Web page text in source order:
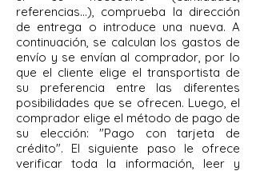
referencias...), comprueba la dirección
de entrega o introduce una nueva. A
continuación, se calculan los gastos de
envío y se envían al comprador, por lo
que el cliente elige el transportista de
su preferencia entre las diferentes
posibilidades que se ofrecen. Luego, el
comprador elige el método de pago de
su elección: "Pago con tarjeta de
crédito". El siguiente paso le ofrece
verificar toda la información, leer y